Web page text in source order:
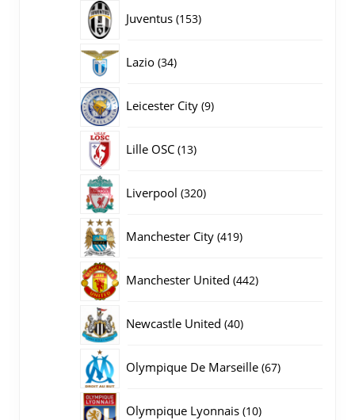
Juventus 153153
Lazio 3434
Leicester City 99
Lille OSC 1313
Liverpool 320320
Manchester City 419419
Manchester United 442442
Newcastle United 4040
Olympique De Marseille 6767
Olympique Lyonnais 1010